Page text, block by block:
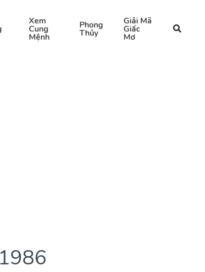
Xem
Cung
Mệnh
Phong
Thủy
Giải Mã
Giấc
Mơ